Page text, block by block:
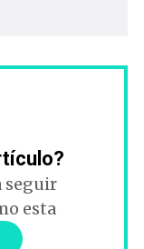
seguir
esta